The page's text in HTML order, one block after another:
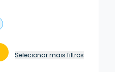
Selecionar mais filtros